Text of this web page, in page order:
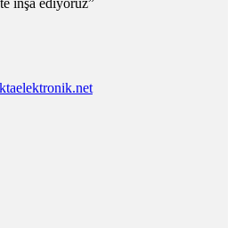
inşa ediyoruz”